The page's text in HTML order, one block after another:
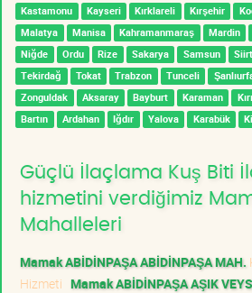
Kastamonu Kayseri Kırklareli Kırşehir
Malatya
Manisa Kahramanmaraş Mardin
Niğde
Ordu Rize Sakarya Samsun Siirt
Tekirdağ
Tokat Trabzon Tunceli
Zonguldak
Aksaray Bayburt Karaman
Bartın
Ardahan Iğdır Yalova Karabük
Güçlü İlaçlama Kuş Biti
hizmetini verdiğimiz
Mahalleleri
Mamak ABİDİNPAŞA ABİDİNPAŞA MAH.
Hizmeti Mamak ABİDİNPAŞA AŞIK